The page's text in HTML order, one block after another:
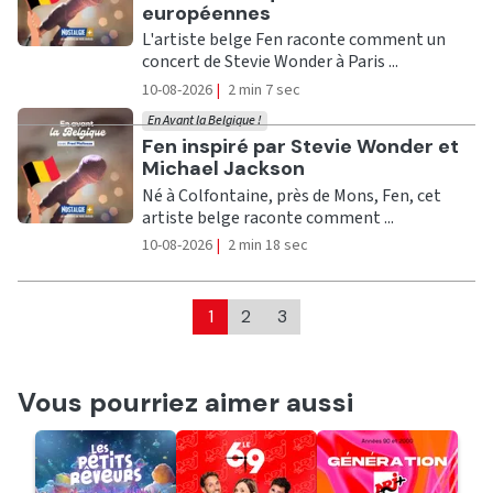
européennes
L'artiste belge Fen raconte comment un
concert de Stevie Wonder à Paris ...
10-08-2026 | 2 min 7 sec
Ecouter
Fen inspiré par Stevie Wonder et
Michael Jackson
En Avant la Belgique !
Né à Colfontaine, près de Mons, Fen, cet
artiste belge raconte comment ...
10-08-2026 | 2 min 18 sec
1 2 3
Vous pourriez aimer aussi